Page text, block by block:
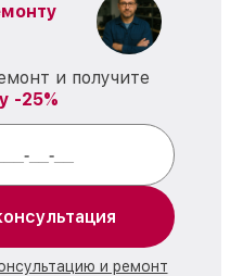
и получите
-25%
и ремонт